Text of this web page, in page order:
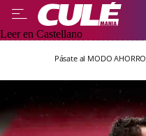
Leer en Castellano
Pásate al MODO AHORRO